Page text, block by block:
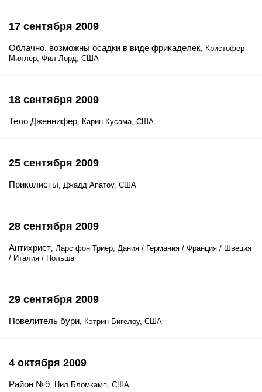
17 сентября 2009
Облачно, возможны осадки в виде фрикаделек, Кристофер
Миллер, Фил Лорд, США
18 сентября 2009
Тело Дженнифер, Карин Кусама, США
25 сентября 2009
Приколисты, Джадд Апатоу, США
28 сентября 2009
Антихрист, Ларс фон Триер, Дания / Германия / Франция / Швеция
/ Италия / Польша
29 сентября 2009
Повелитель бури, Кэтрин Бигелоу, США
4 октября 2009
Район №9, Нил Бломкамп, США